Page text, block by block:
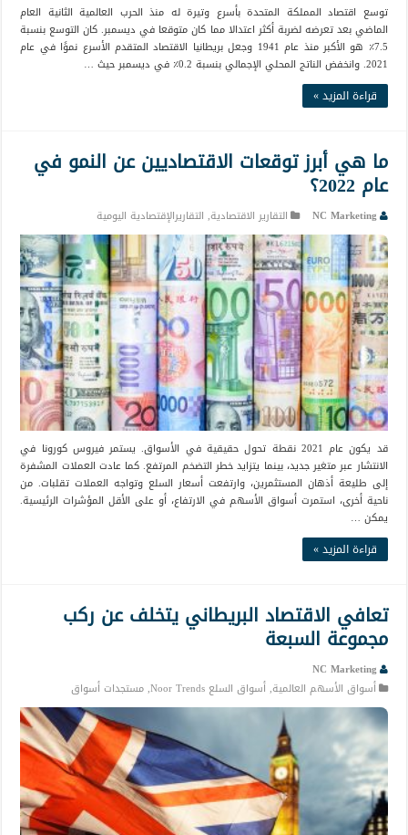
توسع اقتصاد المملكة المتحدة بأسرع وتيرة له منذ الحرب العالمية الثانية العام
الماضي بعد تعرضه لضربة أكثر اعتدالا مما كان متوقعا في ديسمبر. كان التوسع بنسبة
7.5٪ هو الأكبر منذ عام 1941 وجعل بريطانيا الاقتصاد المتقدم الأسرع نموًا في عام
2021. وانخفض الناتج المحلي الإجمالي بنسبة 0.2٪ في ديسمبر حيث …
قراءة المزيد »
ما هي أبرز توقعات الاقتصاديين عن النمو في
عام 2022؟
NC Marketing التقارير الاقتصادية, التقاريرالإقتصادية اليومية
قد يكون عام 2021 نقطة تحول حقيقية في الأسواق. يستمر فيروس كورونا في
الانتشار عبر متغير جديد، بينما يتزايد خطر التضخم المرتفع. كما عادت العملات المشفرة
إلى طليعة أذهان المستثمرين، وارتفعت أسعار السلع وتواجه العملات تقلبات. من
ناحية أخرى، استمرت أسواق الأسهم في الارتفاع، أو على الأقل المؤشرات الرئيسية.
يمكن …
قراءة المزيد »
تعافي الاقتصاد البريطاني يتخلف عن ركب
مجموعة السبعة
NC Marketing
أسواق الأسهم العالمية,أسواق السلع Noor Trends ,مستجدات أسواق